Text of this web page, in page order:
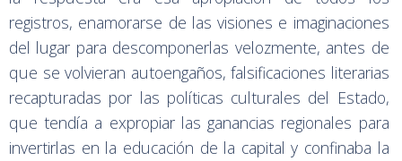
registros, enamorarse de las visiones e imaginaciones
del lugar para descomponerlas velozmente, antes de
que se volvieran autoengaños, falsificaciones literarias
recapturadas por las políticas culturales del Estado,
que tendía a expropiar las ganancias regionales para
invertirlas en la educación de la capital y confinaba la